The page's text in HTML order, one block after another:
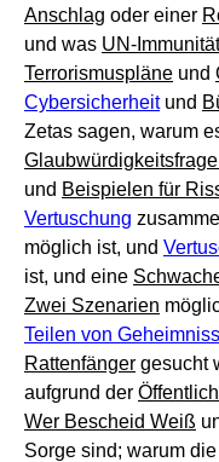
Anschlag oder einer
und was UN-Immunität
Terrorismuspläne und
Cybersicherheitund
Zetas sagen, warum
und Beispielen für
Vertuschung
möglich ist, und
ist, und eine
Zwei Szenarien
Teilen von
Rattenfänger gesucht
aufgrund der
Wer Bescheid Weiß
Sorge sind; warum